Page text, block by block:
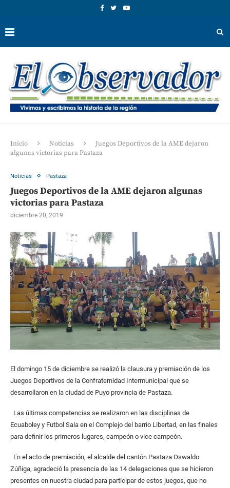
Inicio Noticias
Juegos Deportivos de la AME dejaron
algunas victorias para Pastaza
Noticias Pastaza
Juegos Deportivos de la AME dejaron algunas
victorias para Pastaza
diciembre 20, 2019
El domingo 15 de diciembre se realizó la clausura y premiación de los
Juegos Deportivos de la Confraternidad Intermunicipal que se
desarrollaron en la ciudad de Puyo provincia de Pastaza.
Las últimas competencias se realizaron en las disciplinas de
Ecuaboley y Futbol Sala en el Complejo del barrio Libertad, en las finales
para definir los primeros lugares, campeón o vice campeón.
En el acto de premiación, el alcalde del cantón Pastaza Oswaldo
Zúñiga, agradeció la presencia de las 14 delegaciones que se hicieron
presentes en nuestra ciudad para participar de estos juegos, que no